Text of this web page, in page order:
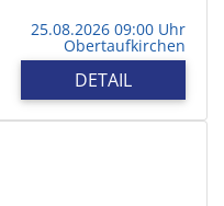
25.08.2026 09:00 Uhr
Obertaufkirchen
DETAIL